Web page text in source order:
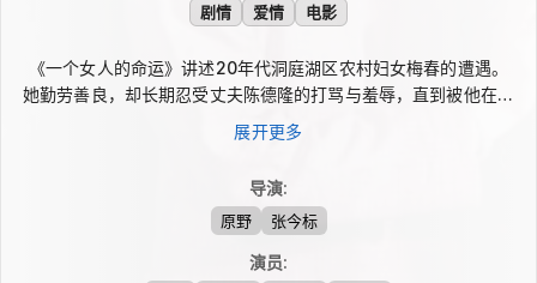
剧情 爱情 电影
《一个女人的命运》讲述20年代洞庭湖区农村妇女梅春的遭遇。
她勤劳善良，却长期忍受丈夫陈德隆的打骂与羞辱，直到被他在赌
场中当作“一盆洗脚水”抛弃，绝望投湖后被乡亲救起。1926年
夏，大革命浪潮进入湖南滨湖乡村，梅春走出家门上夜校，在农运
家庭的束缚。
展开更多
导演:
原野 张今标
演员: